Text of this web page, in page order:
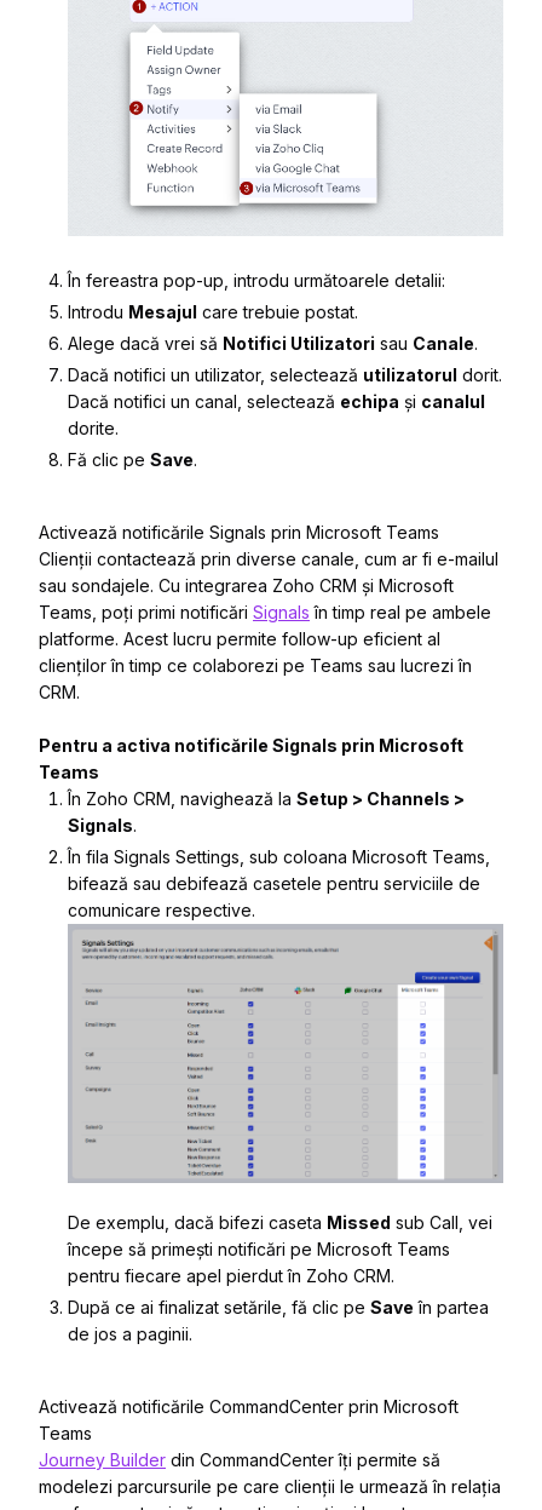
În fereastra pop-up, introdu următoarele detalii:
Introdu Mesajul care trebuie postat.
Alege dacă vrei să Notifici Utilizatori sau Canale.
Dacă notifici un utilizator, selectează utilizatorul dorit.
Dacă notifici un canal, selectează echipa și canalul
dorite.
Fă clic pe Save.
Activează notificările Signals prin Microsoft Teams
Clienții contactează prin diverse canale, cum ar fi e-mailul
sau sondajele. Cu integrarea Zoho CRM și Microsoft
Teams, poți primi notificări Signals în timp real pe ambele
platforme. Acest lucru permite follow-up eficient al
clienților în timp ce colaborezi pe Teams sau lucrezi în
CRM.
Pentru a activa notificările Signals prin Microsoft
Teams
În Zoho CRM, navighează la Setup > Channels >
Signals.
În fila Signals Settings , sub coloana Microsoft Teams,
bifează sau debifează casetele pentru serviciile de
comunicare respective.
De exemplu, dacă bifezi caseta Missed sub Call , vei
începe să primești notificări pe Microsoft Teams
pentru fiecare apel pierdut în Zoho CRM.
După ce ai finalizat setările, fă clic pe Save în partea
de jos a paginii.
Activează notificările CommandCenter prin Microsoft
Teams
Journey Builder din CommandCenter îți permite să
modelezi parcursurile pe care clienții le urmează în relația